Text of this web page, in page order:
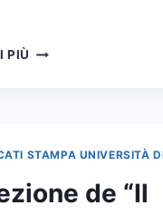
PIÙ LA
STAMPA UNIVERSITÀ
de “Il